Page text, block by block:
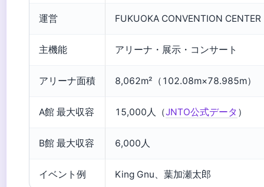
運営 FUKUOKA CONVENTION CENTER
主機能 アリーナ・展示・コンサート
アリーナ面積 8,062m²（102.08m×78.985m）
A館 最大収容 15,000人（JNTO公式データ ）
B館 最大収容 6,000人
イベント例 King Gnu、葉加瀬太郎